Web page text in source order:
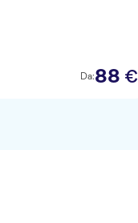
Da:88 €